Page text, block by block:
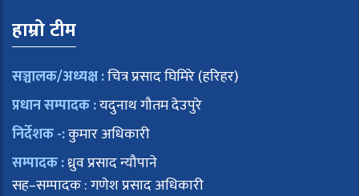
हाम्रो टीम
सञ्चालक/अध्यक्ष :चित्र प्रसाद घिमिरे (हरिहर)
प्रधान सम्पादक :यदुनाथ गौतम देउपुरे
निर्देशक -:कुमार अधिकारी
सम्पादक :ध्रुव प्रसाद न्यौपाने
सह–सम्पादक : गणेश प्रसाद अधिकारी